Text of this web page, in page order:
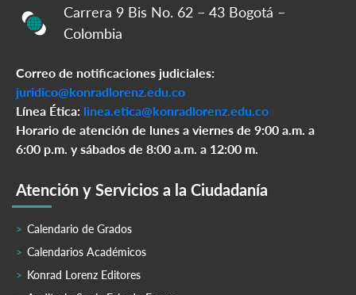
Carrera 9 Bis No. 62 – 43 Bogotá –
Colombia
Correo de notificaciones judiciales:
juridico@konradlorenz.edu.co
Línea Ética: linea.etica@konradlorenz.edu.co
Horario de atención de lunes a viernes de 9:00 a.m. a
6:00 p.m. y sábados de 8:00 a.m. a 12:00 m.
Atención y Servicios a la Ciudadanía
Calendario de Grados
Calendarios Académicos
Konrad Lorenz Editores